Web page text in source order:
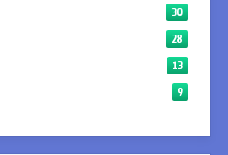
30
28
13
9